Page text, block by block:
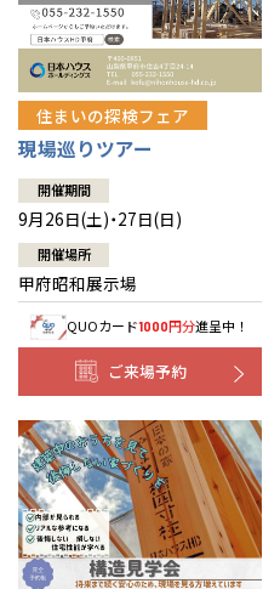
住まいの探検フェア
現場巡りツアー
開催期間
9月26日(土)・27日(日)
開催場所
甲府昭和展示場
QUOカード1000円分進呈中！
ご来場予約